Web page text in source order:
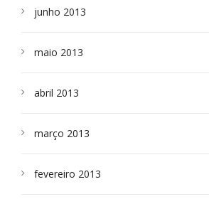
junho 2013
maio 2013
abril 2013
março 2013
fevereiro 2013